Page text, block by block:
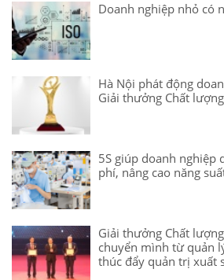
Doanh nghiệp nhỏ có
Hà Nội phát động
Giải thưởng Chất
5S giúp doanh nghiệp
phí, nâng cao năng
Giải thưởng Chất
chuyển mình từ quản
thúc đẩy quản trị xuất